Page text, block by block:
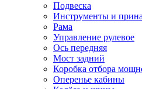
Подвеска
Инструменты и
Рама
Управление рулевое
Ось передняя
Мост задний
Коробка отбора
Оперенье кабины